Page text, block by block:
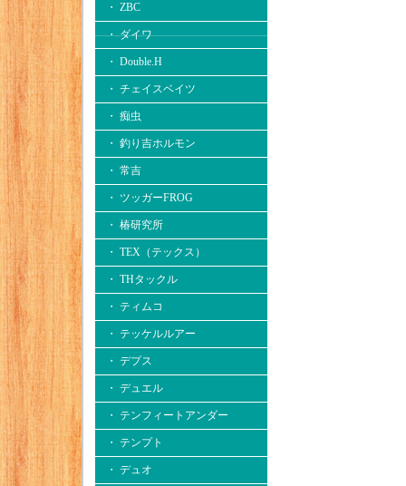
・ ZBC
・ ダイワ
・ Double.H
・ チェイスベイツ
・ 痴虫
・ 釣り吉ホルモン
・ 常吉
・ ツッガーFROG
・ 椿研究所
・ TEX（テックス）
・ THタックル
・ ティムコ
・ テッケルルアー
・ デプス
・ デュエル
・ テンフィートアンダー
・ テンプト
・ デュオ